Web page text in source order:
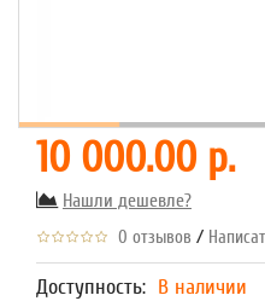
10 000.00 р.
Нашли дешевле?
0 отзывов /
Доступность: В наличии